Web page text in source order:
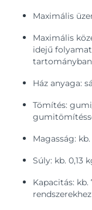
Maximális
Maximális
idejű
tartományban
Ház anyaga:
Tömítés:
Magasság:
Súly: kb. 0,13
Kapacitás: